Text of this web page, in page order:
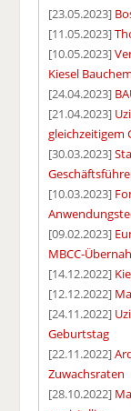
[23.05.2023]
[11.05.2023]
[10.05.2023]
Kiesel
[24.04.2023]
[21.04.2023]
gleichzeitigem
[30.03.2023]
[10.03.2023]
[09.02.2023]
MBCC-
[14.12.2022]
[12.12.2022]
[24.11.2022]
Geburtstag
[22.11.2022]
Zuwachsraten
[28.10.2022]